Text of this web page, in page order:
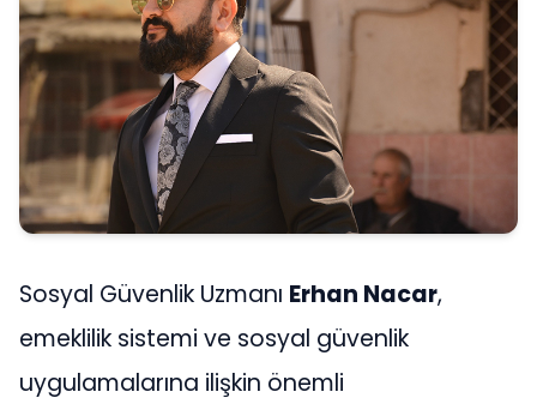
Sosyal Güvenlik Uzmanı Erhan Nacar,
emeklilik sistemi ve sosyal güvenlik
uygulamalarına ilişkin önemli